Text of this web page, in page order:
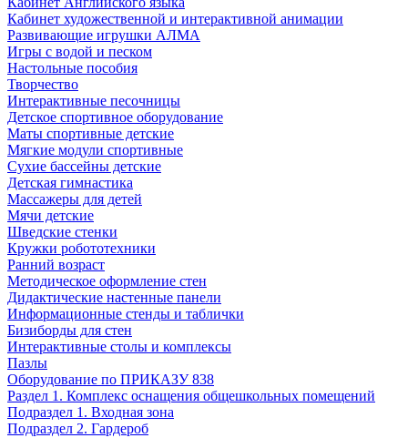
Кабинет художественной и интерактивной анимации
Развивающие игрушки АЛМА
Игры с водой и песком
Настольные пособия
Творчество
Интерактивные песочницы
Детское спортивное оборудование
Маты спортивные детские
Мягкие модули спортивные
Сухие бассейны детские
Детская гимнастика
Массажеры для детей
Мячи детские
Шведские стенки
Кружки робототехники
Ранний возраст
Методическое оформление стен
Дидактические настенные панели
Информационные стенды и таблички
Бизиборды для стен
Интерактивные столы и комплексы
Пазлы
Оборудование по ПРИКАЗУ 838
Раздел 1. Комплекс оснащения общешкольных помещений
Подраздел 1. Входная зона
Подраздел 2. Гардероб